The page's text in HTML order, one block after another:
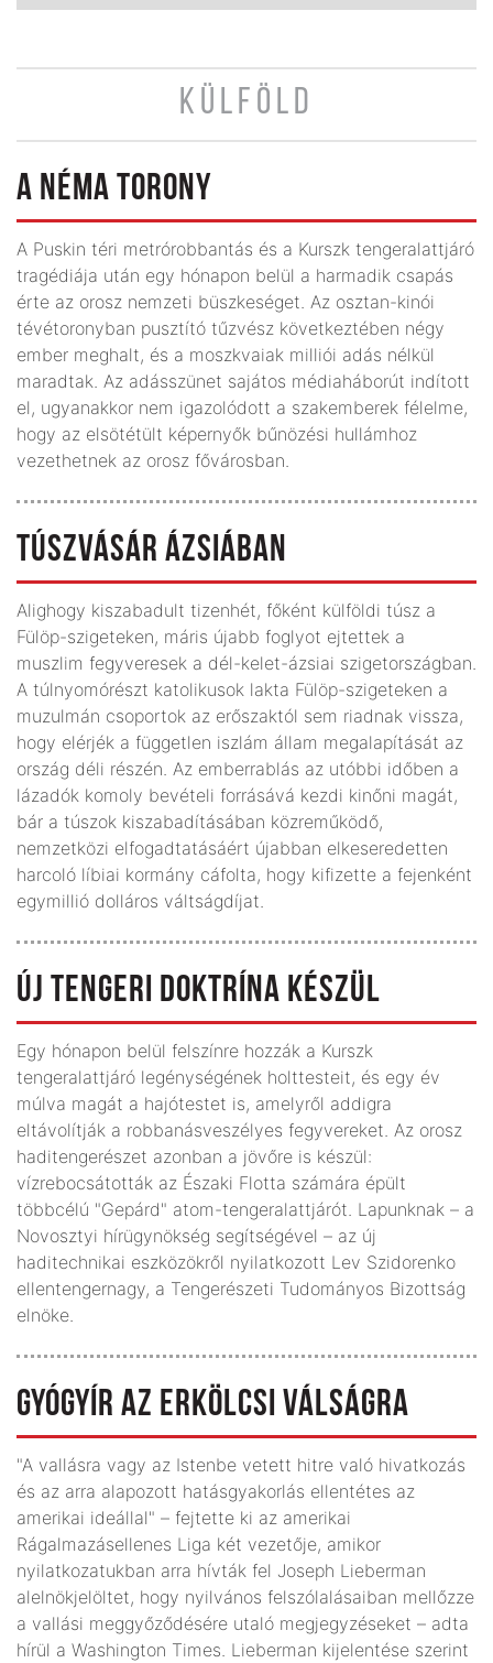
KÜLFÖLD
A NÉMA TORONY
A Puskin téri metrórobbantás és a Kurszk tengeralattjáró
tragédiája után egy hónapon belül a harmadik csapás
érte az orosz nemzeti büszkeséget. Az osztan-kinói
tévétoronyban pusztító tűzvész következtében négy
ember meghalt, és a moszkvaiak milliói adás nélkül
maradtak. Az adásszünet sajátos médiaháborút indított
el, ugyanakkor nem igazolódott a szakemberek félelme,
hogy az elsötétült képernyők bűnözési hullámhoz
vezethetnek az orosz fővárosban.
TÚSZVÁSÁR ÁZSIÁBAN
Alighogy kiszabadult tizenhét, főként külföldi túsz a
Fülöp-szigeteken, máris újabb foglyot ejtettek a
muszlim fegyveresek a dél-kelet-ázsiai szigetországban.
A túlnyomórészt katolikusok lakta Fülöp-szigeteken a
muzulmán csoportok az erőszaktól sem riadnak vissza,
hogy elérjék a független iszlám állam megalapítását az
ország déli részén. Az emberrablás az utóbbi időben a
lázadók komoly bevételi forrásává kezdi kinőni magát,
bár a túszok kiszabadításában közreműködő,
nemzetközi elfogadtatásáért újabban elkeseredetten
harcoló líbiai kormány cáfolta, hogy kifizette a fejenként
egymillió dolláros váltságdíjat.
ÚJ TENGERI DOKTRÍNA KÉSZÜL
Egy hónapon belül felszínre hozzák a Kurszk
tengeralattjáró legénységének holttesteit, és egy év
múlva magát a hajótestet is, amelyről addigra
eltávolítják a robbanásveszélyes fegyvereket. Az orosz
haditengerészet azonban a jövőre is készül:
vízrebocsátották az Északi Flotta számára épült
többcélú "Gepárd" atom-tengeralattjárót. Lapunknak – a
Novosztyi hírügynökség segítségével – az új
haditechnikai eszközökről nyilatkozott Lev Szidorenko
ellentengernagy, a Tengerészeti Tudományos Bizottság
elnöke.
GYÓGYÍR AZ ERKÖLCSI VÁLSÁGRA
"A vallásra vagy az Istenbe vetett hitre való hivatkozás
és az arra alapozott hatásgyakorlás ellentétes az
amerikai ideállal" – fejtette ki az amerikai
Rágalmazásellenes Liga két vezetője, amikor
nyilatkozatukban arra hívták fel Joseph Lieberman
alelnökjelöltet, hogy nyilvános felszólalásaiban mellőzze
a vallási meggyőződésére utaló megjegyzéseket – adta
hírül a Washington Times. Lieberman kijelentése szerint